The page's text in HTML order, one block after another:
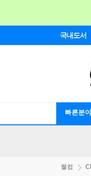
국내도서
빠른분
웰컴